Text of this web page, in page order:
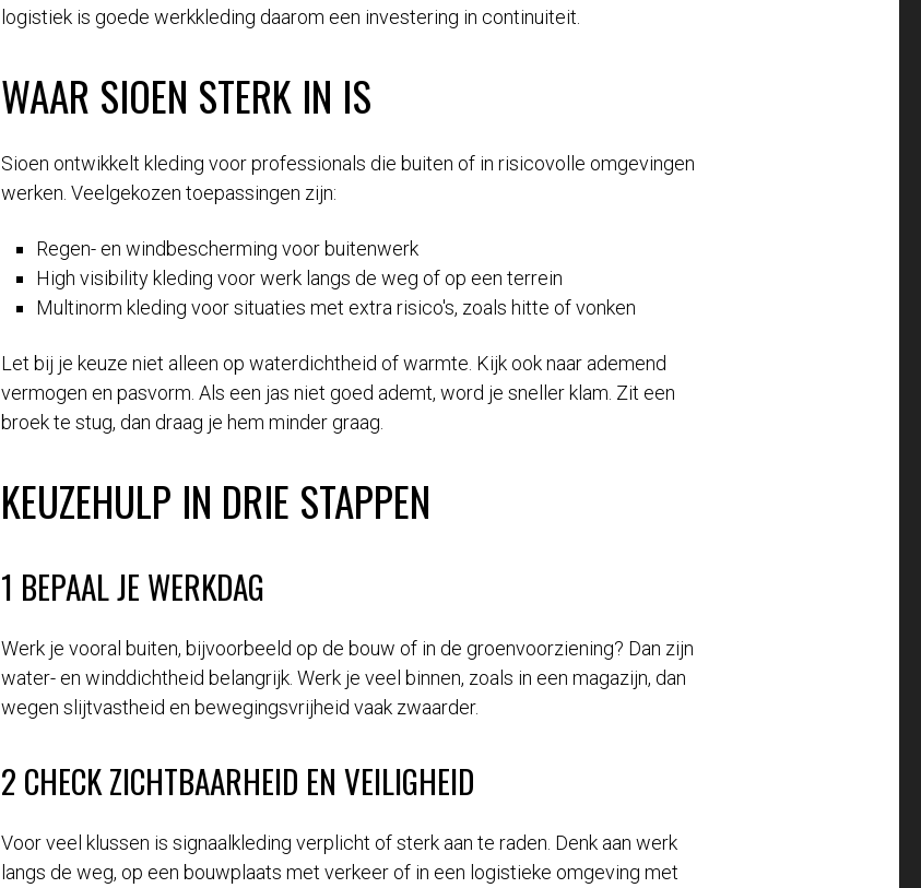
logistiek is goede werkkleding daarom een investering in continuiteit.
WAAR SIOEN STERK IN IS
Sioen ontwikkelt kleding voor professionals die buiten of in risicovolle omgevingen
werken. Veelgekozen toepassingen zijn:
Regen- en windbescherming voor buitenwerk
High visibility kleding voor werk langs de weg of op een terrein
Multinorm kleding voor situaties met extra risico's, zoals hitte of vonken
Let bij je keuze niet alleen op waterdichtheid of warmte. Kijk ook naar ademend
vermogen en pasvorm. Als een jas niet goed ademt, word je sneller klam. Zit een
broek te stug, dan draag je hem minder graag.
KEUZEHULP IN DRIE STAPPEN
1 BEPAAL JE WERKDAG
Werk je vooral buiten, bijvoorbeeld op de bouw of in de groenvoorziening? Dan zijn
water- en winddichtheid belangrijk. Werk je veel binnen, zoals in een magazijn, dan
wegen slijtvastheid en bewegingsvrijheid vaak zwaarder.
2 CHECK ZICHTBAARHEID EN VEILIGHEID
Voor veel klussen is signaalkleding verplicht of sterk aan te raden. Denk aan werk
langs de weg, op een bouwplaats met verkeer of in een logistieke omgeving met